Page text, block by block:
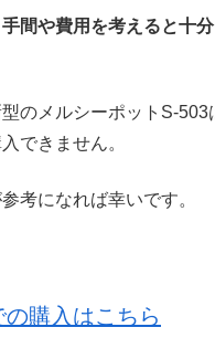
間や費用を考えると十
のメルシーポットS-503
できません。
考になれば幸いです。
の購入はこちら